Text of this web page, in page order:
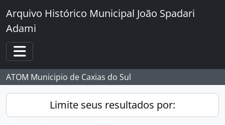
Skip to main content
Arquivo Histórico Municipal João Spadari
Adami
Toggle navigation
ATOM Municipio de Caxias do Sul
Limite seus resultados por: